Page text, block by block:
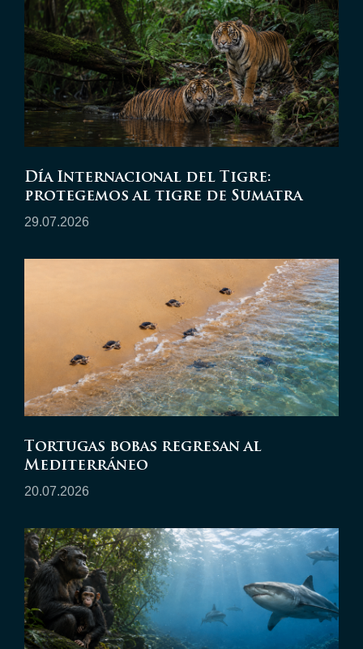
Día Internacional del Tigre:
protegemos al tigre de Sumatra
29.07.2026
Tortugas bobas regresan al
Mediterráneo
20.07.2026